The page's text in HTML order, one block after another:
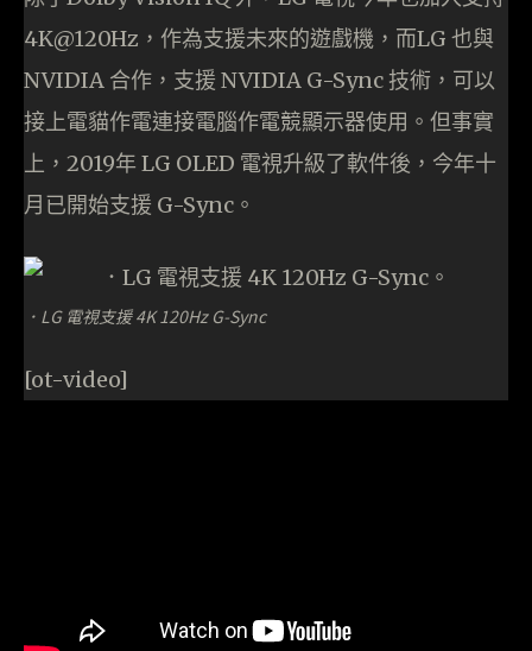
4K@120Hz，作為支援未來的遊戲機，而LG 也與
NVIDIA 合作，支援 NVIDIA G-Sync 技術，可以
接上電貓作電連接電腦作電競顯示器使用。但事實
上，2019年 LG OLED 電視升級了軟件後，今年十
月已開始支援 G-Sync。
．LG 電視支援 4K 120Hz G-Sync
[ot-video]